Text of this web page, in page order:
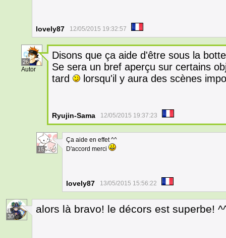
lovely87 12/05/2015 19:32:57
26
Autor
Disons que ça aide d'être sous la
Se sera un bref aperçu sur certains
tard
lorsqu'il y aura des scènes
Ryujin-Sama 12/05/2015 19:37:23
15
Ça aide en effet ^^
D'accord merci
lovely87 13/05/2015 15:56:22
30
alors là bravo! le décors est superbe!